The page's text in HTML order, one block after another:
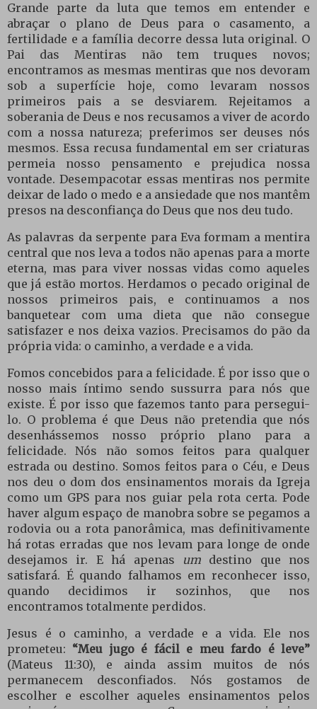
Grande parte da luta que temos em entender e
abraçar o plano de Deus para o casamento, a
fertilidade e a família decorre dessa luta original. O
Pai das Mentiras não tem truques novos;
encontramos as mesmas mentiras que nos devoram
sob a superfície hoje, como levaram nossos
primeiros pais a se desviarem. Rejeitamos a
soberania de Deus e nos recusamos a viver de acordo
com a nossa natureza; preferimos ser deuses nós
mesmos. Essa recusa fundamental em ser criaturas
permeia nosso pensamento e prejudica nossa
vontade. Desempacotar essas mentiras nos permite
deixar de lado o medo e a ansiedade que nos mantêm
presos na desconfiança do Deus que nos deu tudo.
As palavras da serpente para Eva formam a mentira
central que nos leva a todos não apenas para a morte
eterna, mas para viver nossas vidas como aqueles
que já estão mortos. Herdamos o pecado original de
nossos primeiros pais, e continuamos a nos
banquetear com uma dieta que não consegue
satisfazer e nos deixa vazios. Precisamos do pão da
própria vida: o caminho, a verdade e a vida.
Fomos concebidos para a felicidade. É por isso que o
nosso mais íntimo sendo sussurra para nós que
existe. É por isso que fazemos tanto para persegui-
lo. O problema é que Deus não pretendia que nós
desenhássemos nosso próprio plano para a
felicidade. Nós não somos feitos para qualquer
estrada ou destino. Somos feitos para o Céu, e Deus
nos deu o dom dos ensinamentos morais da Igreja
como um GPS para nos guiar pela rota certa. Pode
haver algum espaço de manobra sobre se pegamos a
rodovia ou a rota panorâmica, mas definitivamente
há rotas erradas que nos levam para longe de onde
desejamos ir. E há apenas
umdestino que nos
satisfará. É quando falhamos em reconhecer isso,
quando decidimos ir sozinhos, que nos
encontramos totalmente perdidos.
Jesus é o caminho, a verdade e a vida. Ele nos
prometeu: “Meu jugo é fácil e meu fardo é leve”
(Mateus 11:30), e ainda assim muitos de nós
permanecem desconfiados. Nós gostamos de
escolher e escolher aqueles ensinamentos pelos